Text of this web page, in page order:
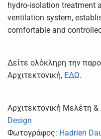
hydro-isolation treatment
ventilation system,
comfortable and
Δείτε ολόκληρη την
Αρχιτεκτονική, ΕΔΩ.
Αρχιτεκτονική Μελέτη &
Design
Φωτογράφος: Hadrien